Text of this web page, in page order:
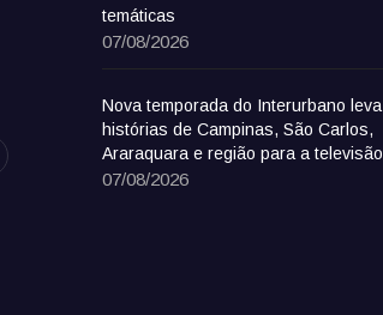
temáticas
07/08/2026
Nova temporada do Interurbano leva
histórias de Campinas, São Carlos,
Araraquara e região para a televisão
07/08/2026